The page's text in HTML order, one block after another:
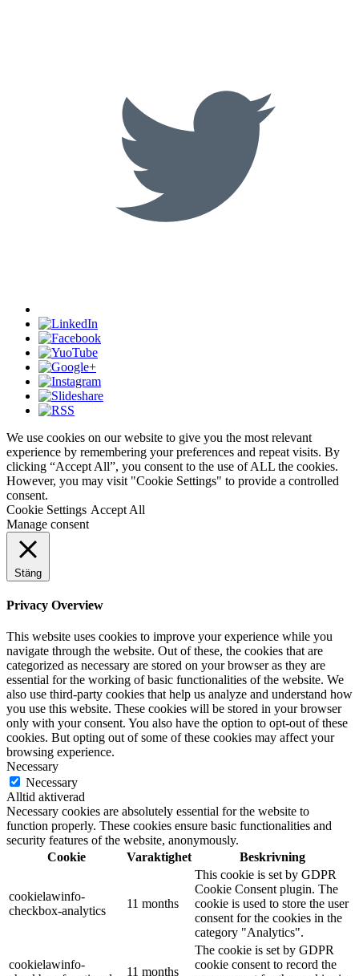
We use cookies on our website to give you the most relevant
experience by remembering your preferences and repeat visits. By
clicking “Accept All”, you consent to the use of ALL the cookies.
However, you may visit "Cookie Settings" to provide a controlled
consent.
Cookie Settings Accept All
Manage consent
Stäng
Privacy Overview
This website uses cookies to improve your experience while you
navigate through the website. Out of these, the cookies that are
categorized as necessary are stored on your browser as they are
essential for the working of basic functionalities of the website. We
also use third-party cookies that help us analyze and understand how
you use this website. These cookies will be stored in your browser
only with your consent. You also have the option to opt-out of these
cookies. But opting out of some of these cookies may affect your
browsing experience.
Necessary
Necessary
Alltid aktiverad
Necessary cookies are absolutely essential for the website to
function properly. These cookies ensure basic functionalities and
security features of the website, anonymously.
Cookie
Varaktighet Beskrivning
cookielawinfo-
checkbox-analytics
11 months
This cookie is set by GDPR
Cookie Consent plugin. The
cookie is used to store the user
consent for the cookies in the
category "Analytics".
cookielawinfo-
11 months
The cookie is set by GDPR
cookie consent to record the